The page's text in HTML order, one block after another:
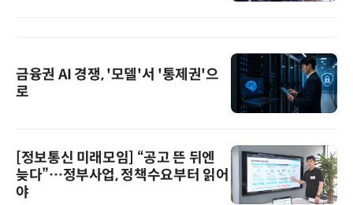
금융권 AI 경쟁, '모델'서 '통제권'으
로
[정보통신 미래모임] “공고 뜬 뒤엔
늦다”…정부사업, 정책수요부터 읽어
야